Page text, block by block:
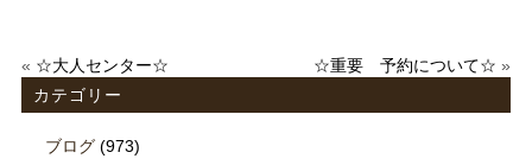
« ☆大人センター☆ ☆重要 予約について☆ »
カテゴリー
ブログ(973)